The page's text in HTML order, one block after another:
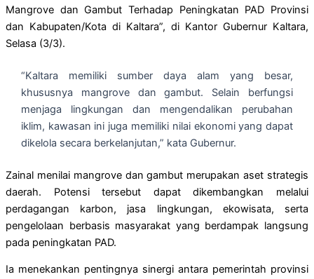
Mangrove dan Gambut Terhadap Peningkatan PAD Provinsi
dan Kabupaten/Kota di Kaltara”, di Kantor Gubernur Kaltara,
Selasa (3/3).
“Kaltara memiliki sumber daya alam yang besar,
khususnya mangrove dan gambut. Selain berfungsi
menjaga lingkungan dan mengendalikan perubahan
iklim, kawasan ini juga memiliki nilai ekonomi yang dapat
dikelola secara berkelanjutan,” kata Gubernur.
Zainal menilai mangrove dan gambut merupakan aset strategis
daerah. Potensi tersebut dapat dikembangkan melalui
perdagangan karbon, jasa lingkungan, ekowisata, serta
pengelolaan berbasis masyarakat yang berdampak langsung
pada peningkatan PAD.
Ia menekankan pentingnya sinergi antara pemerintah provinsi